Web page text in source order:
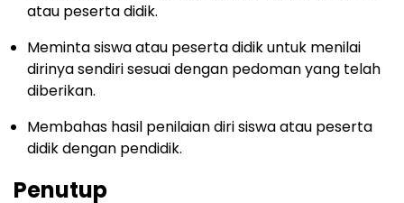
atau peserta didik.
Meminta siswa atau peserta didik untuk menilai
dirinya sendiri sesuai dengan pedoman yang telah
diberikan.
Membahas hasil penilaian diri siswa atau peserta
didik dengan pendidik.
Penutup